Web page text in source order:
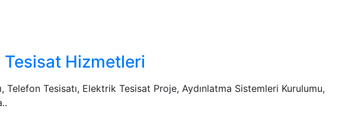
Hizmetleri
Telefon Tesisatı, Elektrik Tesisat Proje, Aydınlatma Sistemleri Kurulumu,